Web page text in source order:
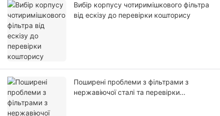
Вибір корпусу чотиримішкового фільтра
від ескізу до перевірки кошторису
Поширені проблеми з фільтрами з
нержавіючої сталі та перевірки